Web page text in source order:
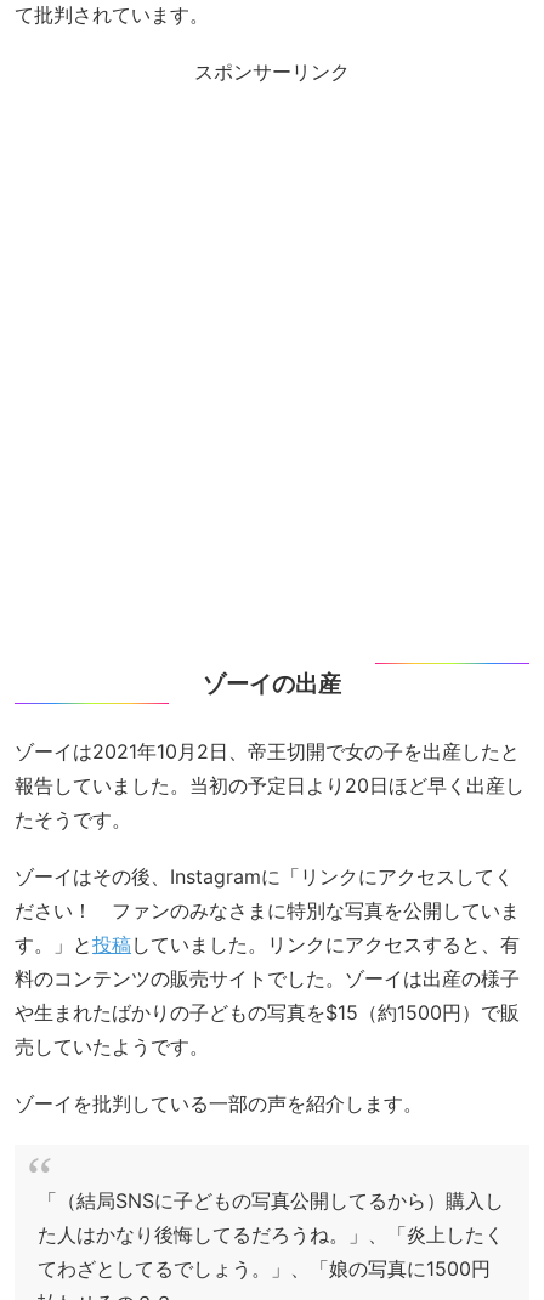
て批判されています。
スポンサーリンク
ゾーイの出産
ゾーイは2021年10月2日、帝王切開で女の子を出産したと
報告していました。当初の予定日より20日ほど早く出産し
たそうです。
ゾーイはその後、Instagramに「リンクにアクセスしてく
ださい！ ファンのみなさまに特別な写真を公開していま
す。」と投稿していました。リンクにアクセスすると、有
料のコンテンツの販売サイトでした。ゾーイは出産の様子
や生まれたばかりの子どもの写真を$15（約1500円）で販
売していたようです。
ゾーイを批判している一部の声を紹介します。
「（結局SNSに子どもの写真公開してるから）購入し
た人はかなり後悔してるだろうね。」、「炎上したく
てわざとしてるでしょう。」、「娘の写真に1500円